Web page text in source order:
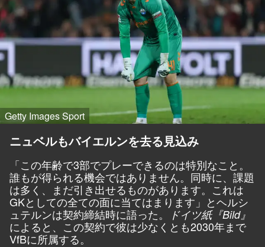
Getty Images Sport
ニュベルもバイエルンを去る見込み
「この年齢で3部でプレーできるのは特別なこと。
誰もが得られる機会ではありません。同時に、課題
は多く、まだ引き出せるものがあります。これは
GKとしての全ての面に当てはまります」とヘルシ
ュテルンは契約締結時に語った。
ドイツ紙『Bild』
によると、この契約で彼は少なくとも2030年まで
VfBに所属する。